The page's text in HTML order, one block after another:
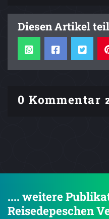
Diesen Artikel
0 Kommentar
.... weitere
Reisedepeschen